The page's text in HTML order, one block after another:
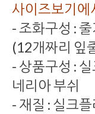
사이즈보기에
- 조화구성 :
(12개짜리 잎
- 상품구성 :
네리아 부쉬
- 재질 : 실크